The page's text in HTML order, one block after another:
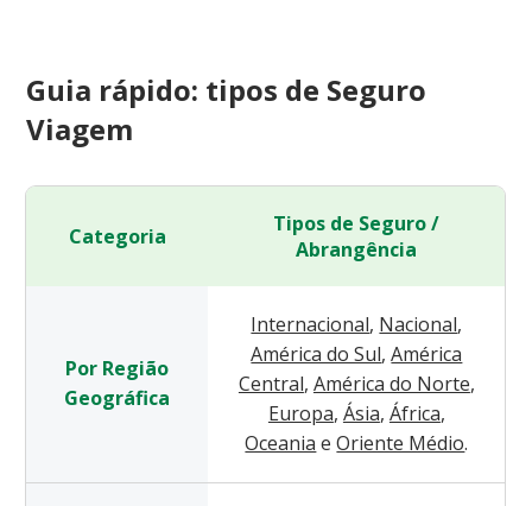
Guia rápido: tipos de Seguro
Viagem
Categoria
Tipos de Seguro /
Abrangência
Por Região
Geográfica
Internacional, Nacional,
América do Sul, América
Central, América do Norte,
Europa, Ásia, África,
Oceania e Oriente Médio.